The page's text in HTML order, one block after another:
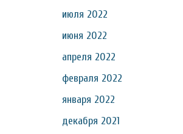
июля 2022
июня 2022
апреля 2022
февраля 2022
января 2022
декабря 2021